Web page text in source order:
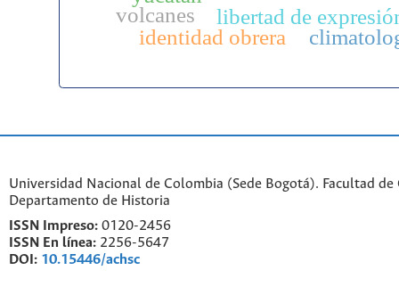
libertad de
identidad obrera
volcanes
Universidad Nacional de Colombia (Sede Bogotá). Facultad de
Departamento de Historia
ISSN Impreso: 0120-2456
ISSN En línea: 2256-5647
DOI: 10.15446/achsc